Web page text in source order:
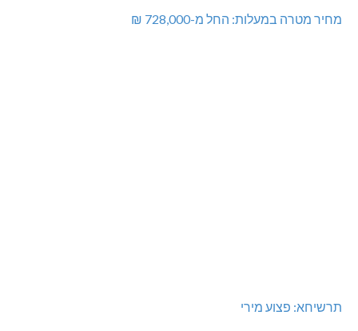
מחיר מטרה במעלות: החל מ-728,000 ₪
תרשיחא: פצוע מירי